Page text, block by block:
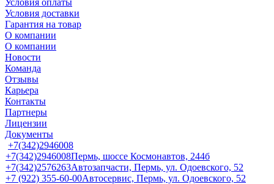
Условия оплаты
Условия доставки
Гарантия на товар
О компании
О компании
Новости
Команда
Отзывы
Карьера
Контакты
Партнеры
Лицензии
Документы
+7(342)2946008
+7(342)2946008Пермь, шоссе Космонавтов, 244б
+7(342)2576263Автозапчасти, Пермь, ул. Одоевского, 52
+7 (922) 355-60-00Автосервис, Пермь, ул. Одоевского, 52